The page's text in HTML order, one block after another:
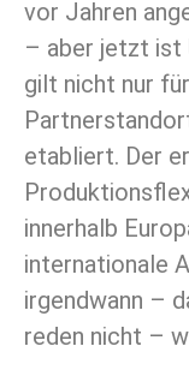
vor Jahren
– aber jetzt ist
gilt nicht nur
etabliert. Der
innerhalb
internationale
irgendwann –
reden nicht –